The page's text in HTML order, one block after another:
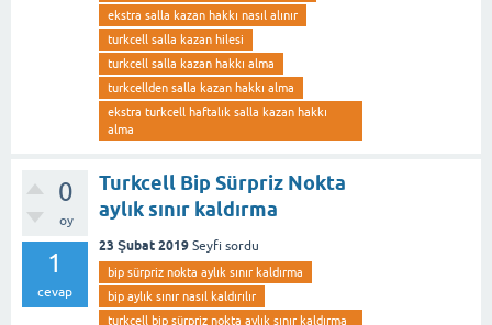
ekstra salla kazan hakkı nasıl alınır
turkcell salla kazan hilesi
turkcell salla kazan hakkı alma
turkcellden salla kazan hakkı alma
ekstra turkcell haftalık salla kazan hakkı
alma
0
oy
1
cevap
Turkcell Bip Sürpriz Nokta
aylık sınır kaldırma
23 Şubat 2019 Seyfi sordu
bip sürpriz nokta aylık sınır kaldırma
bip aylık sınır nasıl kaldırılır
turkcell bip sürpriz nokta aylık sınır kaldırma